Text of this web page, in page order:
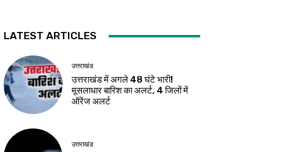
LATEST ARTICLES
उत्तराखंड
उत्तराखंड में अगले 48 घंटे भारी!
मूसलाधार बारिश का अलर्ट, 4 जिलों में
ऑरेंज अलर्ट
उत्तराखंड